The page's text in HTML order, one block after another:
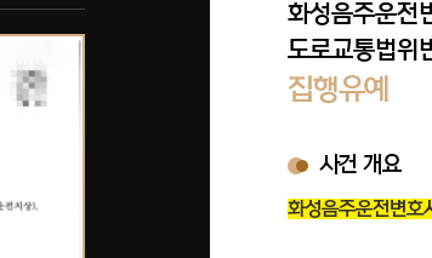
화성음주운전
도로교통법위
집행유예
사건 개요
화성음주운전변호